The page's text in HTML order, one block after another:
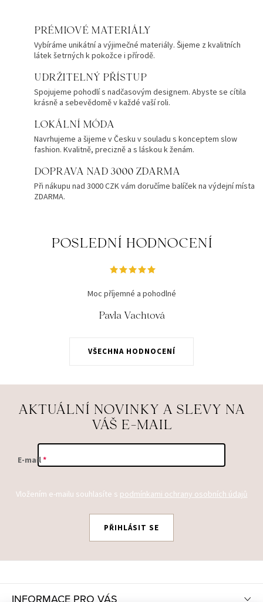
PRÉMIOVÉ MATERIÁLY
Vybíráme unikátní a výjimečné materiály. Šijeme z kvalitních
látek šetrných k pokožce i přírodě.
UDRŽITELNÝ PŘÍSTUP
Spojujeme pohodlí s nadčasovým designem. Abyste se cítila
krásně a sebevědomě v každé vaší roli.
LOKÁLNÍ MÓDA
Navrhujeme a šijeme v Česku v souladu s konceptem slow
fashion. Kvalitně, precizně a s láskou k ženám.
DOPRAVA NAD 3000 ZDARMA
Při nákupu nad 3000 CZK vám doručíme balíček na výdejní místa
ZDARMA.
POSLEDNÍ HODNOCENÍ
VŠECHNA HODNOCENÍ
Moc příjemné a pohodlné
Pavla Vachtová
AKTUÁLNÍ NOVINKY A SLEVY NA
VÁŠ E-MAIL
E-mail
Vložením e-mailu souhlasíte s podmínkami ochrany osobních údajů
PŘIHLÁSIT SE
Z
INFORMACE PRO VÁS